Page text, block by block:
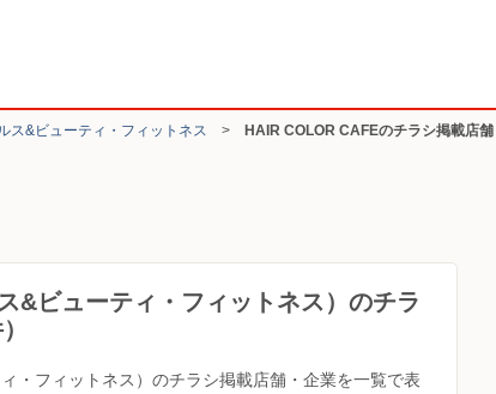
ス&ビューティ・フィットネス > HAIR COLOR CAFEのチラシ掲載店
&ビューティ・フィットネス）のチラ
・フィットネス）のチラシ掲載店舗・企業を一覧で表